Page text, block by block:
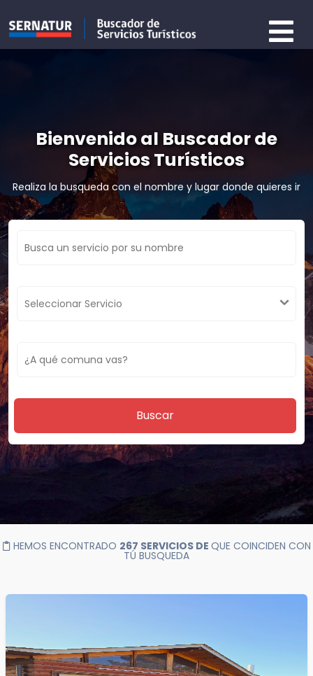
Bienvenido al Buscador de
Servicios Turísticos
Realiza la busqueda con el nombre y lugar donde quieres ir
Buscar
HEMOS ENCONTRADO 267 SERVICIOS DE QUE COINCIDEN CON
TÚ BUSQUEDA